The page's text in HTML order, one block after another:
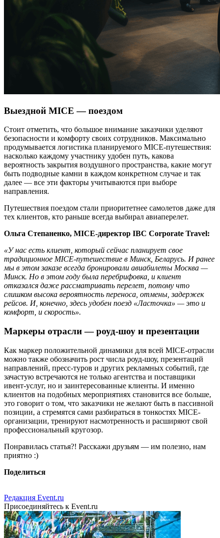
Выездной MICE — поездом
Стоит отметить, что большое внимание заказчики уделяют
безопасности и комфорту своих сотрудников. Максимально
продумывается логистика планируемого MICE-путешествия:
насколько каждому участнику удобен путь, какова
вероятность закрытия воздушного пространства, какие могут
быть подводные камни в каждом конкретном случае и так
далее — все эти факторы учитываются при выборе
направления.
Путешествия поездом стали приоритетнее самолетов даже для
тех клиентов, кто раньше всегда выбирал авиаперелет.
Ольга Степаненко, MICE-директор IBC Corporate Travel:
«У нас есть клиент, который сейчас планирует свое
традиционное MICE-путешествие в Минск, Беларусь. И ранее
мы в этом заказе всегда бронировали авиабилеты Москва —
Минск. Но в этом году была перебрифовка, и клиент
отказался даже рассматривать перелет, потому что
слишком высока вероятность переноса, отмены, задержек
рейсов. И, конечно, здесь удобен поезд «Ласточка» — это и
комфорт, и скорость».
Маркеры отрасли — роуд-шоу и презентации
Как маркер положительной динамики для всей MICE-отрасли
можно также обозначить рост числа роуд-шоу, презентаций
направлений, пресс-туров и других рекламных событий, где
зачастую встречаются не только агентства и поставщики
ивент-услуг, но и заинтересованные клиенты. И именно
клиентов на подобных мероприятиях становится все больше,
это говорит о том, что заказчики не желают быть в пассивной
позиции, а стремятся сами разбираться в тонкостях MICE-
организации, тренируют насмотренность и расширяют свой
профессиональный кругозор.
Понравилась статья?! Расскажи друзьям — им полезно, нам
приятно :)
Поделиться
Редакция Event.ru
Присоединяйтесь к Event.ru